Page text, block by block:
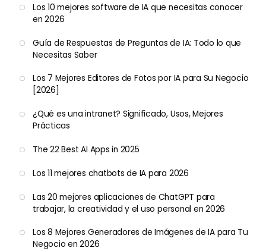
Los 10 mejores software de IA que necesitas conocer
en 2026
Guía de Respuestas de Preguntas de IA: Todo lo que
Necesitas Saber
Los 7 Mejores Editores de Fotos por IA para Su Negocio
[2026]
¿Qué es una intranet? Significado, Usos, Mejores
Prácticas
The 22 Best AI Apps in 2025
Los 11 mejores chatbots de IA para 2026
Las 20 mejores aplicaciones de ChatGPT para
trabajar, la creatividad y el uso personal en 2026
Los 8 Mejores Generadores de Imágenes de IA para Tu
Negocio en 2026